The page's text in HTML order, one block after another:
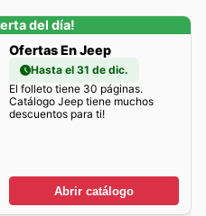
del día!
Ofertas En Jeep
Hasta el 31 de dic.
El folleto tiene 30 páginas.
Catálogo Jeep tiene muchos
descuentos para ti!
Abrir catálogo